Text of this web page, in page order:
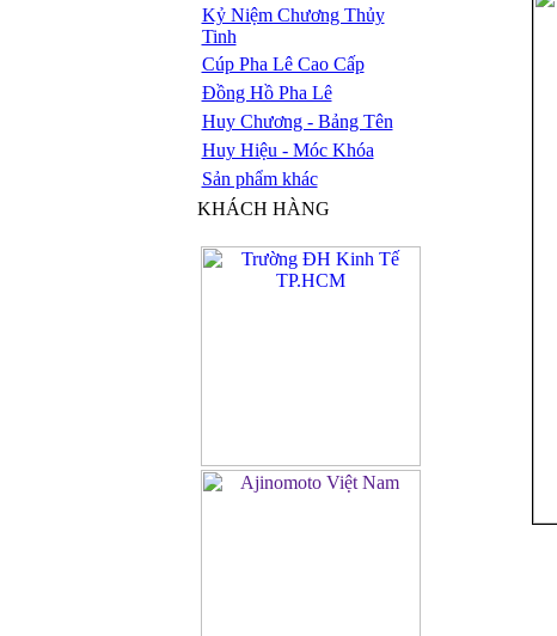
Kỷ Niệm Chương Thủy
Tinh
Cúp Pha Lê Cao Cấp
Đồng Hồ Pha Lê
Huy Chương - Bảng Tên
Huy Hiệu - Móc Khóa
Sản phẩm khác
KHÁCH HÀNG